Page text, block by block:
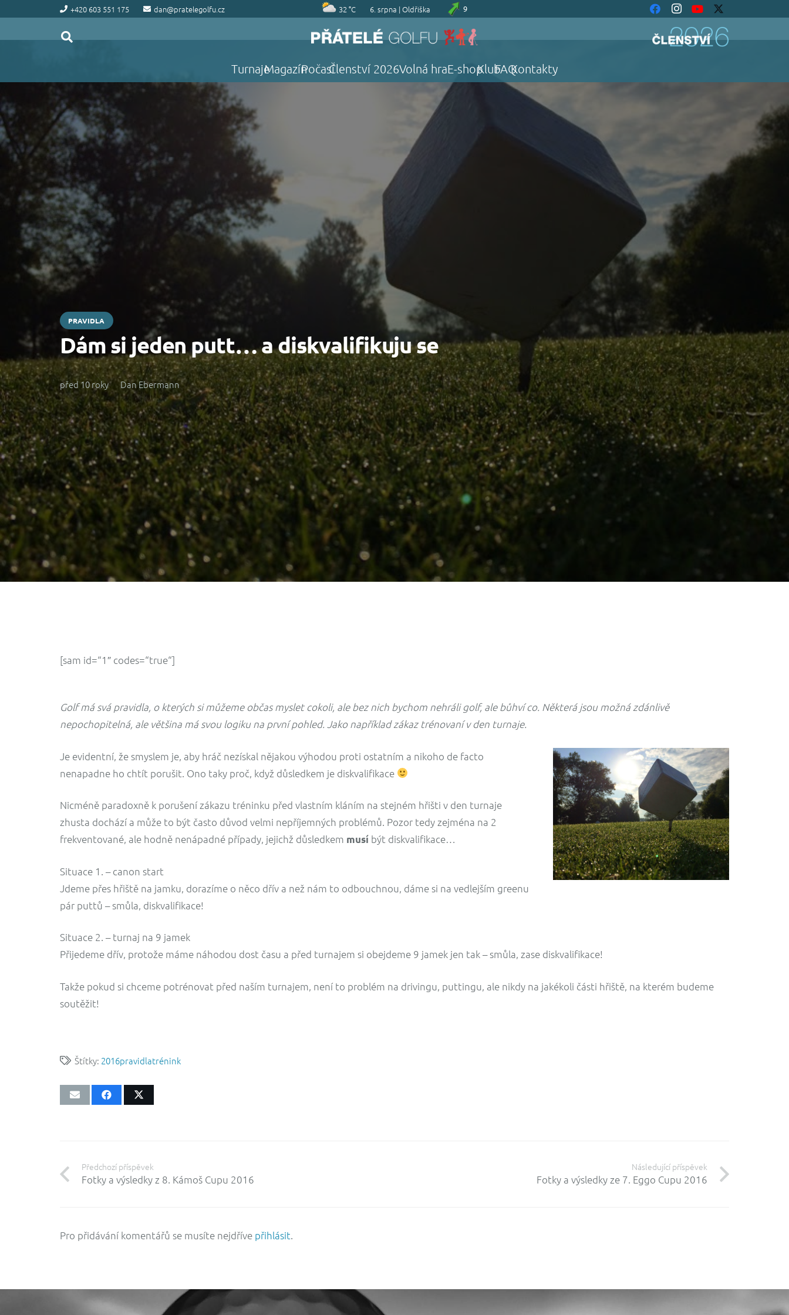
+420 603 551 175 dan@pratelegolfu.cz 32 °C 6. srpna | Oldřiška 9
TurnajeMagazínPočasíČlenství 2026Volná hraE-shopKlubFAQKontakty
PRAVIDLA
Dám si jeden putt… a diskvalifikuju se
před 10 roky Dan Ebermann
[sam id=“1″ codes=“true“]
Golf má svá pravidla, o kterých si můžeme občas myslet cokoli, ale bez nich bychom nehráli golf, ale bůhví co. Některá jsou možná zdánlivě
nepochopitelná, ale většina má svou logiku na první pohled. Jako například zákaz trénovaní v den turnaje.
Je evidentní, že smyslem je, aby hráč nezískal nějakou výhodou proti ostatním a nikoho de facto
nenapadne ho chtít porušit. Ono taky proč, když důsledkem je diskvalifikace
Nicméně paradoxně k porušení zákazu tréninku před vlastním kláním na stejném hřišti v den turnaje
zhusta dochází a může to být často důvod velmi nepříjemných problémů. Pozor tedy zejména na 2
frekventované, ale hodně nenápadné případy, jejichž důsledkem musí být diskvalifikace…
Situace 1. – canon start
Jdeme přes hřiště na jamku, dorazíme o něco dřív a než nám to odbouchnou, dáme si na vedlejším greenu
pár puttů – smůla, diskvalifikace!
Situace 2. – turnaj na 9 jamek
Přijedeme dřív, protože máme náhodou dost času a před turnajem si obejdeme 9 jamek jen tak – smůla, zase diskvalifikace!
Takže pokud si chceme potrénovat před naším turnajem, není to problém na drivingu, puttingu, ale nikdy na jakékoli části hřiště, na kterém budeme
soutěžit!
Štítky: 2016pravidlatrénink
Předchozí příspěvek
Fotky a výsledky z 8. Kámoš Cupu 2016
Následující příspěvek
Fotky a výsledky ze 7. Eggo Cupu 2016
Pro přidávání komentářů se musíte nejdříve přihlásit.